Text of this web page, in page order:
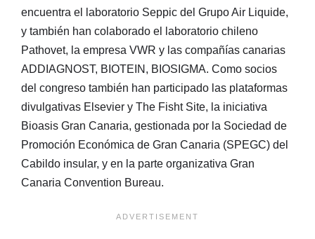
encuentra el laboratorio Seppic del Grupo Air Liquide,
y también han colaborado el laboratorio chileno
Pathovet, la empresa VWR y las compañías canarias
ADDIAGNOST, BIOTEIN, BIOSIGMA. Como socios
del congreso también han participado las plataformas
divulgativas Elsevier y The Fisht Site, la iniciativa
Bioasis Gran Canaria, gestionada por la Sociedad de
Promoción Económica de Gran Canaria (SPEGC) del
Cabildo insular, y en la parte organizativa Gran
Canaria Convention Bureau.